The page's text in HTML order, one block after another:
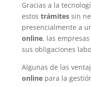
Gracias a la
estos trámitessin
presencialmente a
online, las
sus obligaciones
Algunas de las
onlinepara la